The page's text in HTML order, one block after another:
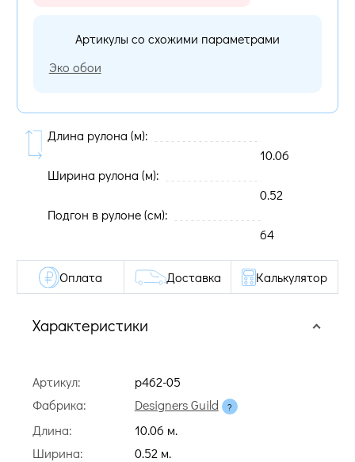
Артикулы со схожими параметрами
Эко обои
Длина рулона (м):
10.06
Ширина рулона (м):
0.52
Подгон в рулоне (cм):
64
Характеристики
Артикул:
p462-05
Фабрика:
Designers Guild
Длина:
10.06 м.
Ширина:
0.52 м.
Оплата Доставка Калькулятор